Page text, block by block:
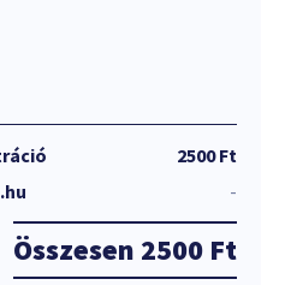
2500 Ft
-
Összesen 2500 Ft